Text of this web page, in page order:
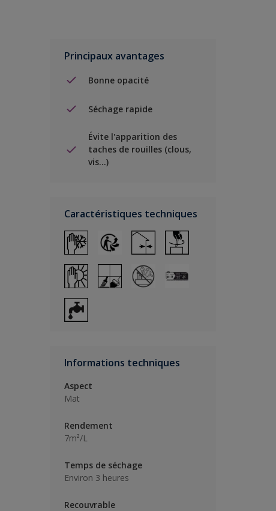
Principaux avantages
Bonne opacité
Séchage rapide
Évite l'apparition des
taches de rouilles (clous,
vis…)
Caractéristiques techniques
Informations techniques
Aspect
Mat
Rendement
7m²/L
Temps de séchage
Environ 3 heures
Recouvrable